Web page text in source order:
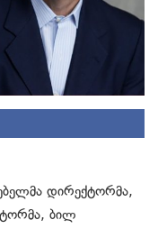
დირექტორმა,
ბილ